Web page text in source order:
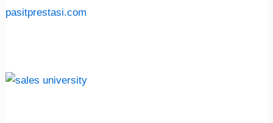
pasitprestasi.com